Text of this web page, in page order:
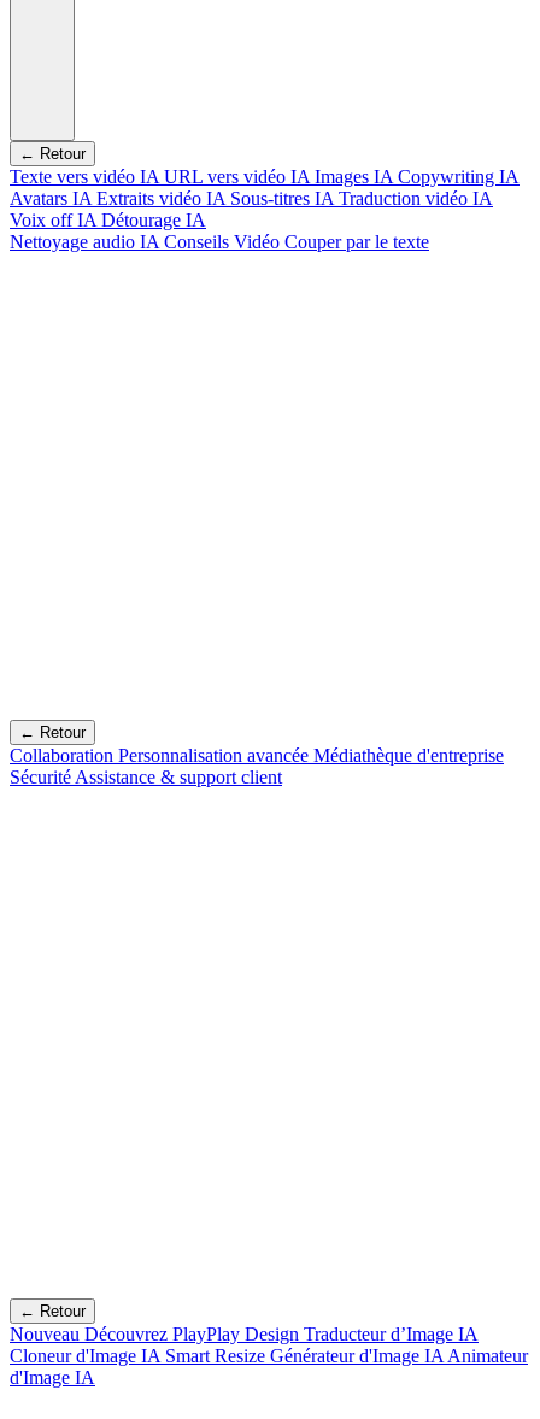
← Retour
Texte vers vidéo IA URL vers vidéo IA Images IA Copywriting IA
Avatars IA Extraits vidéo IA Sous-titres IA Traduction vidéo IA
Voix off IA Détourage IA
Nettoyage audio IA Conseils Vidéo Couper par le texte
← Retour
Collaboration Personnalisation avancée Médiathèque d'entreprise
Sécurité Assistance & support client
← Retour
Nouveau Découvrez PlayPlay Design Traducteur d’Image IA
Cloneur d'Image IA Smart Resize Générateur d'Image IA Animateur
d'Image IA